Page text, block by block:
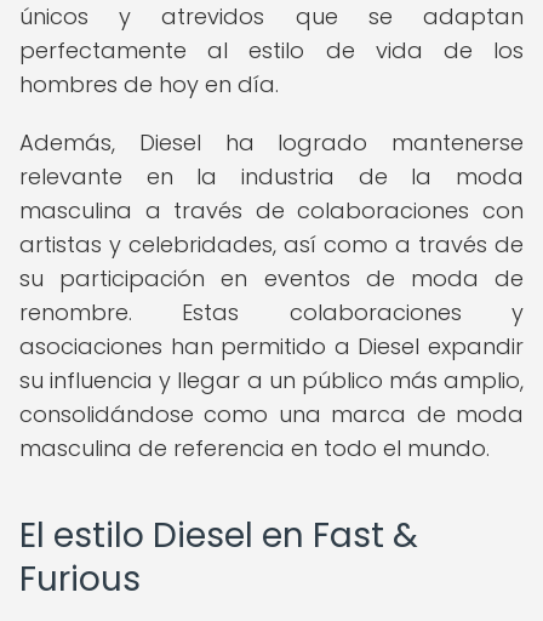
únicos y atrevidos que se adaptan
perfectamente al estilo de vida de los
hombres de hoy en día.
Además, Diesel ha logrado mantenerse
relevante en la industria de la moda
masculina a través de colaboraciones con
artistas y celebridades, así como a través de
su participación en eventos de moda de
renombre. Estas colaboraciones y
asociaciones han permitido a Diesel expandir
su influencia y llegar a un público más amplio,
consolidándose como una marca de moda
masculina de referencia en todo el mundo.
El estilo Diesel en Fast &
Furious